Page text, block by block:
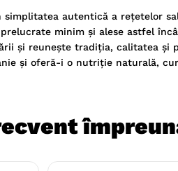
simplitatea autentică a rețetelor
minim și alese astfel
și reunește tradiția, calitatea și
și oferă-i o nutriție naturală,